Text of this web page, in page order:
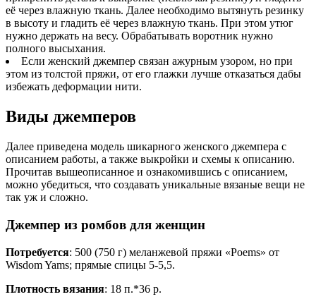
её через влажную ткань. Далее необходимо вытянуть резинку
в высоту и гладить её через влажную ткань. При этом утюг
нужно держать на весу. Обрабатывать воротник нужно
полного высыхания.
Если женский джемпер связан ажурным узором, но при
этом из толстой пряжи, от его глажки лучше отказаться дабы
избежать деформации нити.
Виды джемперов
Далее приведена модель шикарного женского джемпера с
описанием работы, а также выкройки и схемы к описанию.
Прочитав вышеописанное и ознакомившись с описанием,
можно убедиться, что создавать уникальные вязаные вещи не
так уж и сложно.
Джемпер из ромбов для женщин
Потребуется: 500 (750 г) меланжевой пряжи «Poems» от
Wisdom Yams; прямые спицы 5-5,5.
Плотность вязания: 18 п.*36 р.